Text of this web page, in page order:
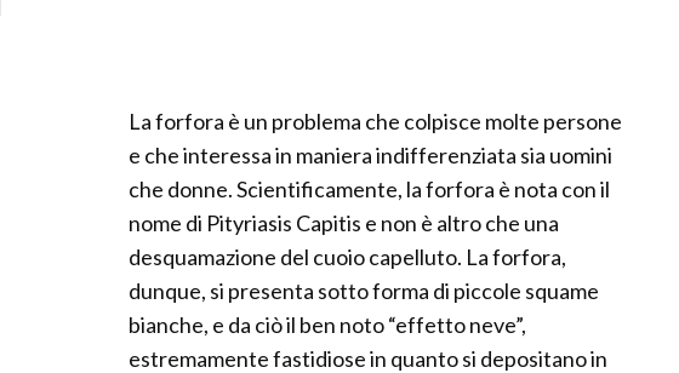
La forfora è un problema che colpisce molte persone
e che interessa in maniera indifferenziata sia uomini
che donne. Scientificamente, la forfora è nota con il
nome di Pityriasis Capitis e non è altro che una
desquamazione del cuoio capelluto. La forfora,
dunque, si presenta sotto forma di piccole squame
bianche, e da ciò il ben noto “effetto neve”,
estremamente fastidiose in quanto si depositano in